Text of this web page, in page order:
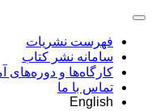
فهرست نشریات
سامانه نشر کتاب
کارگاه‌ها و
تماس با ما
English